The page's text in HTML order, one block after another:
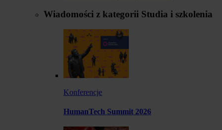
Wiadomości z kategorii Studia i szkolenia
Konferencje
HumanTech Summit 2026